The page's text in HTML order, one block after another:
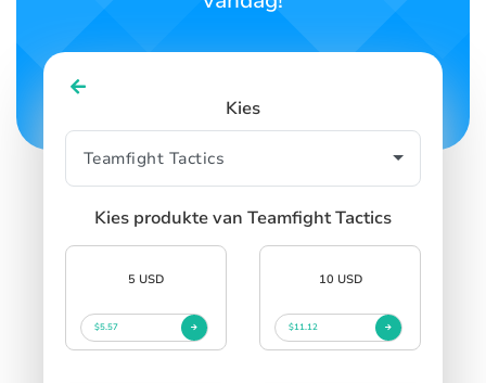
Kies
Kies produkte van Teamfight Tactics
5 USD
$5.57
10 USD
$11.12